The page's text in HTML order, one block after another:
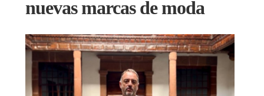
nuevas marcas de moda